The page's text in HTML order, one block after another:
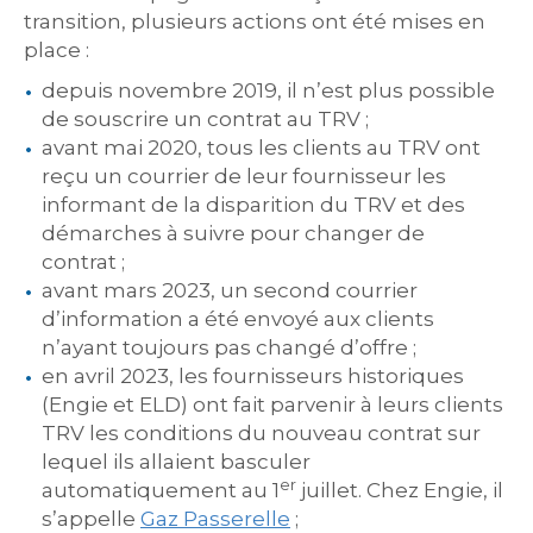
transition, plusieurs actions ont été mises en
place :
depuis novembre 2019, il n’est plus possible
de souscrire un contrat au TRV ;
avant mai 2020, tous les clients au TRV ont
reçu un courrier de leur fournisseur les
informant de la disparition du TRV et des
démarches à suivre pour changer de
contrat ;
avant mars 2023, un second courrier
d’information a été envoyé aux clients
n’ayant toujours pas changé d’offre ;
en avril 2023, les fournisseurs historiques
(Engie et ELD) ont fait parvenir à leurs clients
TRV les conditions du nouveau contrat sur
lequel ils allaient basculer
automatiquement au 1 er juillet. Chez Engie, il
s’appelle Gaz Passerelle ;